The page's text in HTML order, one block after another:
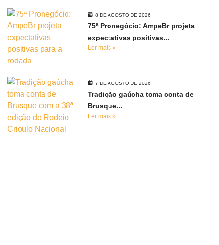
8 DE AGOSTO DE 2026
75ª Pronegócio: AmpeBr projeta
expectativas positivas...
Ler mais »
7 DE AGOSTO DE 2026
Tradição gaúcha toma conta de
Brusque...
Ler mais »